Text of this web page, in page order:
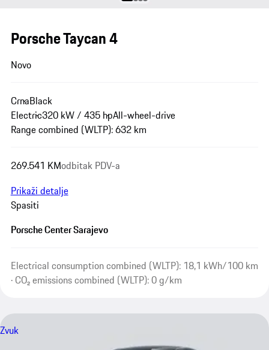
Porsche Taycan 4
Novo
CrnaBlack
Electric320 kW / 435 hpAll-wheel-drive
Range combined (WLTP): 632 km
269.541 KModbitak PDV-a
Prikaži detalje
Spasiti
Porsche Center Sarajevo
Electrical consumption combined (WLTP): 18,1 kWh/100 km
· CO₂ emissions combined (WLTP): 0 g/km
Zvuk